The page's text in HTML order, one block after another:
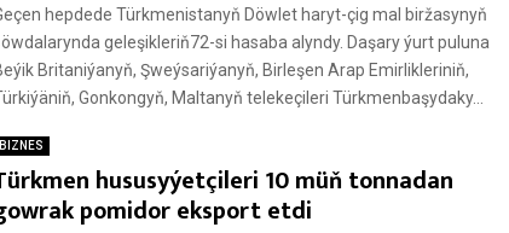
hepdede Türkmenistanyň Döwlet haryt-çig mal biržasynyň
geleşikleriň72-si hasaba alyndy. Daşary ýurt puluna
Britaniýanyň, Şweýsariýanyň, Birleşen Arap Emirlikleriniň,
Gonkongyň, Maltanyň telekeçileri Türkmenbaşydaky...
BIZNES
hususyýetçileri 10 müň tonnadan
pomidor eksport etdi